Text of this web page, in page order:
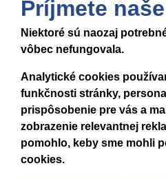
ÚVOD
PONUKA VOZIDIEL
CENNÍK
PREDAJ
O NÁS
BLOG
KONTAKT
KONTAKT
Príjmete
Niektoré sú naozaj
vôbec nefungovala.
Analytické cookies
funkčnosti stránky,
prispôsobenie pre vás a
zobrazenie relevantnej
pomohlo, keby sme mohli
cookies.